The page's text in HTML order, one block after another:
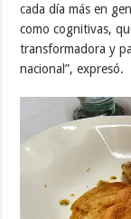
cada día más en
como cognitivas,
transformadora y
nacional”, expresó.